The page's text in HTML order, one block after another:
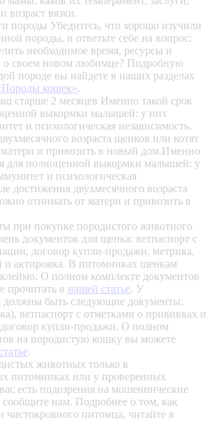
возраст вязки.
породы Убедитесь, что хорошо изучили
породы, и ответьте себе на вопрос:
необходимое время, ресурсы и
о своем новом любимце? Подробную
породе вы найдете в наших разделах
кошек».
старше 2 месяцев Именно такой срок
выкормки малышей: у них
и психологическая независимость.
возраста щенков или котят
и привозить в новый дом.Именно
для полноценной выкормки малышей: у
и психологическая
достижения двухмесячного возраста
отнимать от матери и привозить в
при покупке породистого животного
документов для щенка: ветпаспорт с
договор купли-продажи, метрика,
и актировка. В питомниках щенкам
О полном комплекте документов
прочитать в нашей статье. У
должны быть следующие документы:
ветпаспорт с отметками о прививках и
купли-продажи. О полном
на породистую кошку вы можете
.
животных только в
питомниках или у проверенных
есть подозрения на мошеннические
сообщите нам. Подробнее о том, как
чистокровного питомца, читайте в